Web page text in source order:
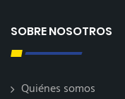
SOBRE NOSOTROS
Quiénes somos